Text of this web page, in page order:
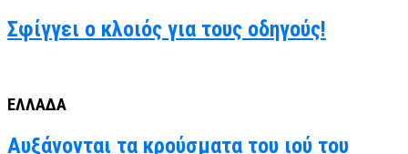
Σφίγγει ο κλοιός για τους οδηγούς!
ΕΛΛΑΔΑ
Αυξάνονται τα κρούσματα του ιού του